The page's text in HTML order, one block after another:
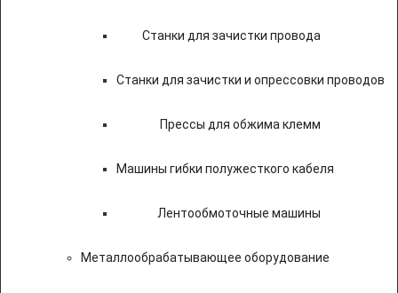
Станки для зачистки провода
Станки для зачистки и опрессовки проводов
Прессы для обжима клемм
Машины гибки полужесткого кабеля
Лентообмоточные машины
Металлообрабатывающее оборудование